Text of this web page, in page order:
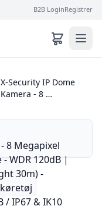
B2B LoginRegistrer
X-Security IP Dome
Kamera - 8 …